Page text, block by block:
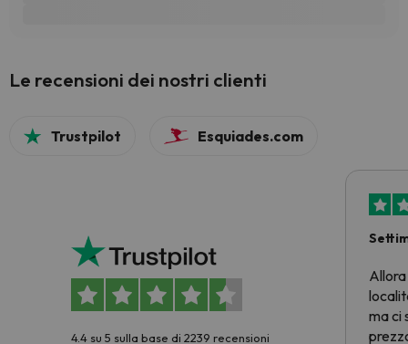
Le recensioni dei nostri clienti
Trustpilot Esquiades.com
4.4 su 5 sulla base di 2239 recensioni
Allora
ma ci